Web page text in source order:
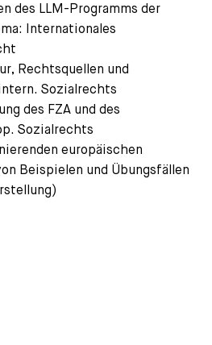
des LLM-Programms der
Internationales
Rechtsquellen und
Sozialrechts
des FZA und des
Sozialrechts
europäischen
Beispielen und Übungsfällen